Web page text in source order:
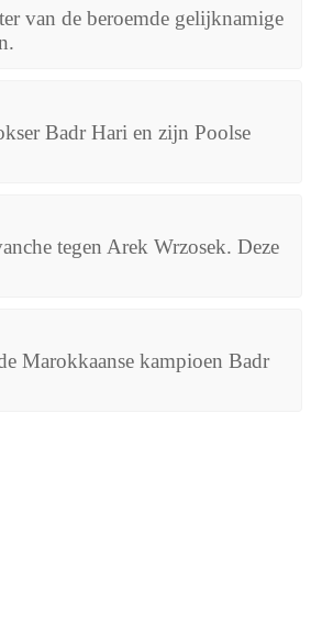
van de beroemde gelijknamige
Badr Hari en zijn Poolse
tegen Arek Wrzosek. Deze
Marokkaanse kampioen Badr